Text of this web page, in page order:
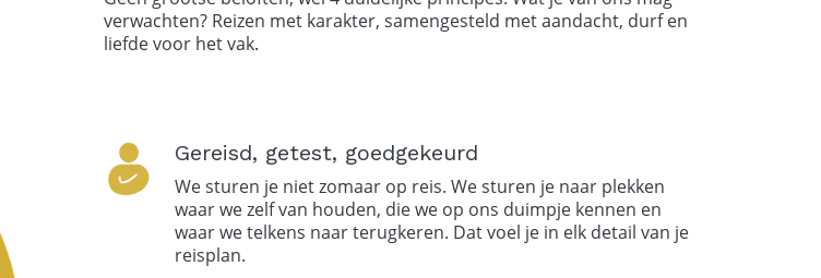
verwachten? Reizen met karakter, samengesteld met aandacht, durf en
liefde voor het vak.
Gereisd, getest, goedgekeurd
We sturen je niet zomaar op reis. We sturen je naar plekken
waar we zelf van houden, die we op ons duimpje kennen en
waar we telkens naar terugkeren. Dat voel je in elk detail van je
reisplan.